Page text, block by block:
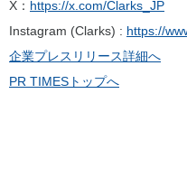
X： https://x.com/Clarks_JP
Instagram (Clarks) : https://
企業プレスリリース詳細へ
PR TIMESトップへ